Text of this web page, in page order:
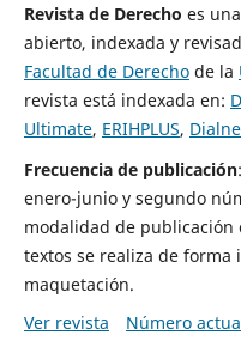
Revista de Derecho es
abierto, indexada y
Facultad de Derechode la
revista está indexada en:
Ultimate, ERIHPLUS,
Frecuencia de publicación
enero-junio y segundo
modalidad de publicación
textos se realiza de forma
maquetación.
Ver revista
Número